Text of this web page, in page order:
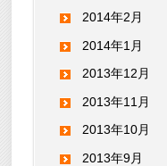
2014年2月
2014年1月
2013年12月
2013年11月
2013年10月
2013年9月